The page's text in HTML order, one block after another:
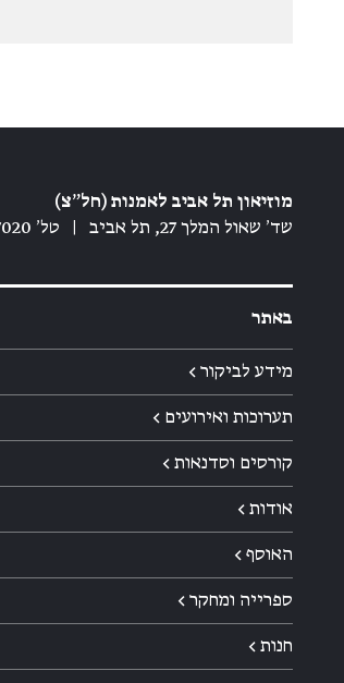
מוזיאון תל אביב לאמנות (חל״צ)
שד׳ שאול המלך 27, תל אביב
טל׳ 03-6077020
באתר
מידע לביקור ←
תערוכות ואירועים ←
קורסים וסדנאות ←
אודות ←
האוסף ←
ספרייה ומחקר ←
חנות ←